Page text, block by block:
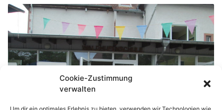
Cookie-Zustimmung
verwalten